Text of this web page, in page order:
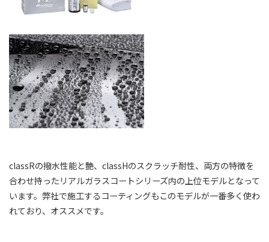
classRの撥水性能と艶、classHのスクラッチ耐性、両方の特徴を
合わせ持ったリアルガラスコートシリーズ内の上位モデルとなって
います。弊社で施工するコーティングもこのモデルが一番多く使わ
れており、オススメです。